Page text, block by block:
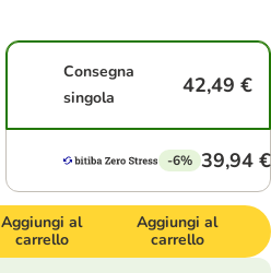
Consegna
singola
42,49 €
-6% 39,94 €
Aggiungi al
carrello
Aggiungi al
carrello